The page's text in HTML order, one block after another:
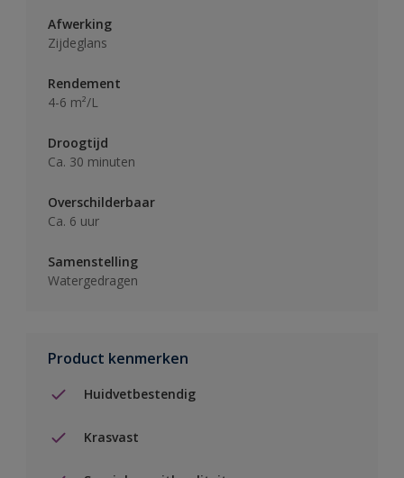
Afwerking
Zijdeglans
Rendement
4-6 m²/L
Droogtijd
Ca. 30 minuten
Overschilderbaar
Ca. 6 uur
Samenstelling
Watergedragen
Product kenmerken
Huidvetbestendig
Krasvast